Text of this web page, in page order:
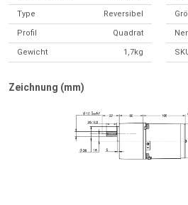
Type Reversibel
Profil Quadrat
Gewicht 1,7kg
Zeichnung (mm)